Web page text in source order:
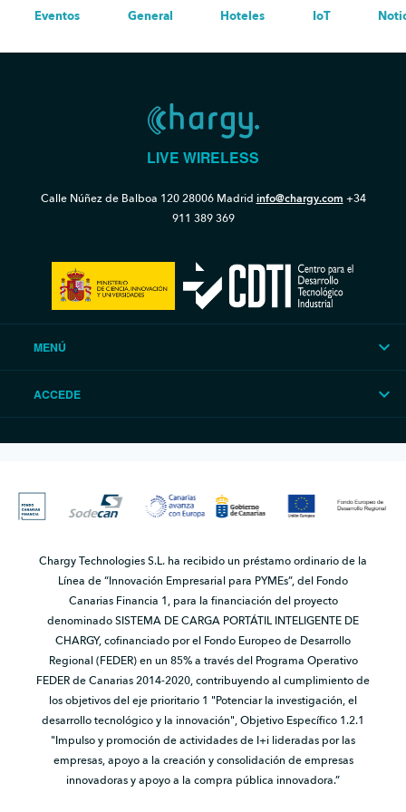
Eventos General Hoteles IoT
LIVE WIRELESS
Calle Núñez de Balboa 12028006 Madrid info@chargy.com +34
911 389 369
MENÚ
ACCEDE
Chargy Technologies S.L. ha recibido un préstamo ordinario de la
Línea de “Innovación Empresarial para PYMEs”, del Fondo
Canarias Financia 1, para la financiación del proyecto
denominado SISTEMA DE CARGA PORTÁTIL INTELIGENTE DE
CHARGY, cofinanciado por el Fondo Europeo de Desarrollo
Regional (FEDER) en un 85% a través del Programa Operativo
FEDER de Canarias 2014-2020, contribuyendo al cumplimiento de
los objetivos del eje prioritario 1 "Potenciar la investigación, el
desarrollo tecnológico y la innovación", Objetivo Específico 1.2.1
"Impulso y promoción de actividades de I+i lideradas por las
empresas, apoyo a la creación y consolidación de empresas
innovadoras y apoyo a la compra pública innovadora.”